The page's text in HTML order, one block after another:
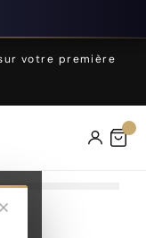
votre première